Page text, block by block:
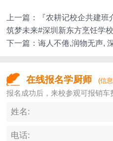
上一篇：
『农耕记校企共建
筑梦未来#深圳新东方烹饪学校
下一篇：诲人不倦,润物无声,
在线报名学厨师 (信息
报名成功后，来校参观可报销车
姓名:
电话: